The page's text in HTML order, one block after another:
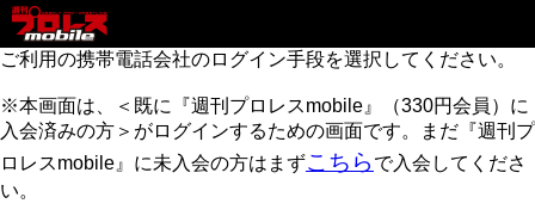
ご利用の携帯電話会社のログイン手段を選択してください。
※本画面は、＜既に『週刊プロレスmobile』（330円会員）に
入会済みの方＞がログインするための画面です。まだ『週刊プ
ロレスmobile』に未入会の方はまずこちら で入会してくださ
い。